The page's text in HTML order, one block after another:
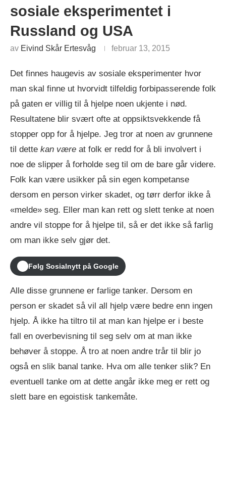
sosiale eksperimentet i
Russland og USA
av Eivind Skår Ertesvåg februar 13, 2015
Det finnes haugevis av sosiale eksperimenter hvor
man skal finne ut hvorvidt tilfeldig forbipasserende folk
på gaten er villig til å hjelpe noen ukjente i nød.
Resultatene blir svært ofte at oppsiktsvekkende få
stopper opp for å hjelpe. Jeg tror at noen av grunnene
til dette kan være at folk er redd for å bli involvert i
noe de slipper å forholde seg til om de bare går videre.
Folk kan være usikker på sin egen kompetanse
dersom en person virker skadet, og tørr derfor ikke å
«melde» seg. Eller man kan rett og slett tenke at noen
andre vil stoppe for å hjelpe til, så er det ikke så farlig
om man ikke selv gjør det.
Følg Sosialnytt på Google
Alle disse grunnene er farlige tanker. Dersom en
person er skadet så vil all hjelp være bedre enn ingen
hjelp. Å ikke ha tiltro til at man kan hjelpe er i beste
fall en overbevisning til seg selv om at man ikke
behøver å stoppe. Å tro at noen andre trår til blir jo
også en slik banal tanke. Hva om alle tenker slik? En
eventuell tanke om at dette angår ikke meg er rett og
slett bare en egoistisk tankemåte.